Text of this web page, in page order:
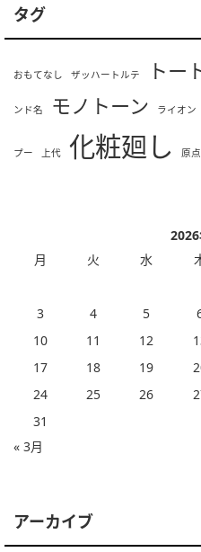
タグ
おもてなし ザッハートルテ トー
ンド名 モノトーン ライオン
プー 上代 化粧廻し 原
月
火 水
3
4 5
10
11 12
17
18 19
24
25 26
31
« 3月
アーカイブ